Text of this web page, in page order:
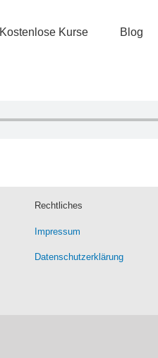
Kostenlose Kurse Blog
Rechtliches
Impressum
Datenschutzerklärung